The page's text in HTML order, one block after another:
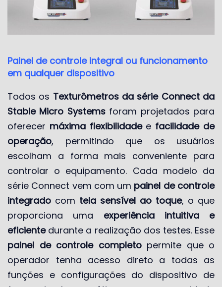
Painel de controle integral ou funcionamento
em qualquer dispositivo
Todos os Texturômetros da série Connect da
Stable Micro Systemsforam projetados para
oferecer máxima flexibilidadee facilidade de
operação, permitindo que os usuários
escolham a forma mais conveniente para
controlar o equipamento. Cada modelo da
série Connect vem com um painel de controle
integrado com tela sensível ao toque, o que
proporciona uma experiência intuitiva e
eficientedurante a realização dos testes. Esse
painel de controle completopermite que o
operador tenha acesso direto a todas as
funções e configurações do dispositivo de